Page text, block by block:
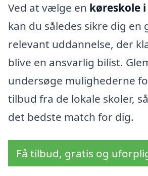
Ved at vælge en køreskole
kan du således sikre dig en
relevant uddannelse, der
blive en ansvarlig bilist.
undersøge mulighederne
tilbud fra de lokale skoler,
det bedste match for dig.
Få tilbud, gratis og